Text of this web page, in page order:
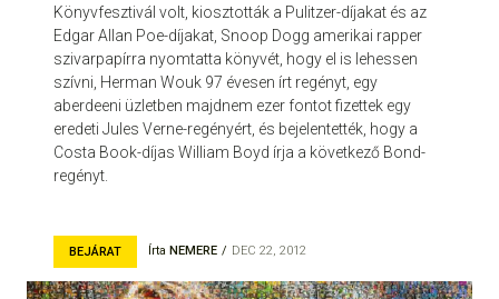
Könyvfesztivál volt, kiosztották a Pulitzer-díjakat és az
Edgar Allan Poe-díjakat, Snoop Dogg amerikai rapper
szivarpapírra nyomtatta könyvét, hogy el is lehessen
szívni, Herman Wouk 97 évesen írt regényt, egy
aberdeeni üzletben majdnem ezer fontot fizettek egy
eredeti Jules Verne-regényért, és bejelentették, hogy a
Costa Book-díjas William Boyd írja a következő Bond-
regényt.
BEJÁRAT Írta NEMERE DEC 22, 2012